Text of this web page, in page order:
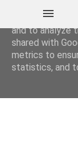
This site uses
and to analyze
shared with
metrics to
statistics, and